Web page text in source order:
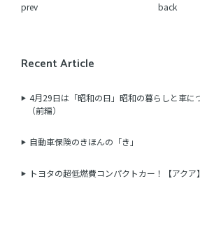
prev back
Recent Article
4月29日は「昭和の日」昭和の暮らしと車に
（前編）
自動車保険のきほんの「き」
トヨタの超低燃費コンパクトカー！【アク